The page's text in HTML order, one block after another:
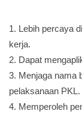
1. Lebih percaya
kerja.
2. Dapat
3. Menjaga nama
pelaksanaan PKL.
4. Memperoleh